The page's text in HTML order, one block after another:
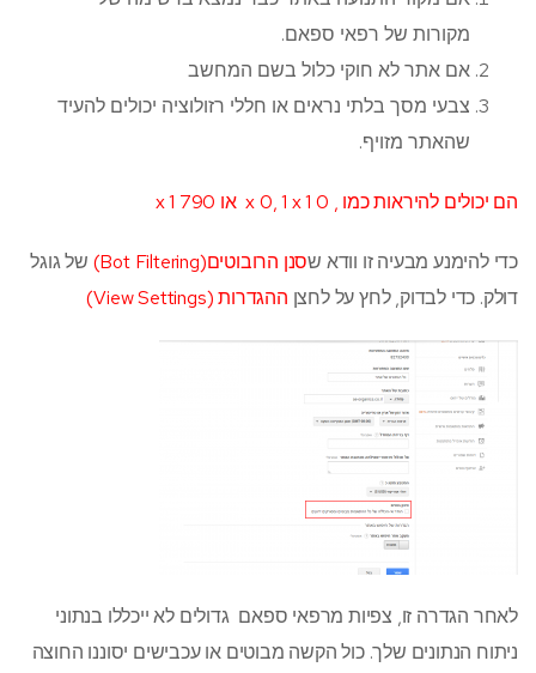
מקורות של רפאי ספאם.
אם אתר לא חוקי כלול בשם המחשב
צבעי מסך בלתי נראים או חללי רזולוציה יכולים להעיד
שהאתר מזויף.
הם יכולים להיראות כמו , 0 x 0, 1 x 1 או 790 x 1
כדי להימנע מבעיה זו וודא שסנן הרובוטים(Bot Filtering)
של גוגל
דולק. כדי לבדוק, לחץ על לחצן ההגדרות (View Settings)
לאחר הגדרה זו, צפיות מרפאי ספאם גדולים לא ייכללו בנתוני
ניתוח הנתונים שלך. כול הקשה מבוטים או עכבישים יסוננו החוצה